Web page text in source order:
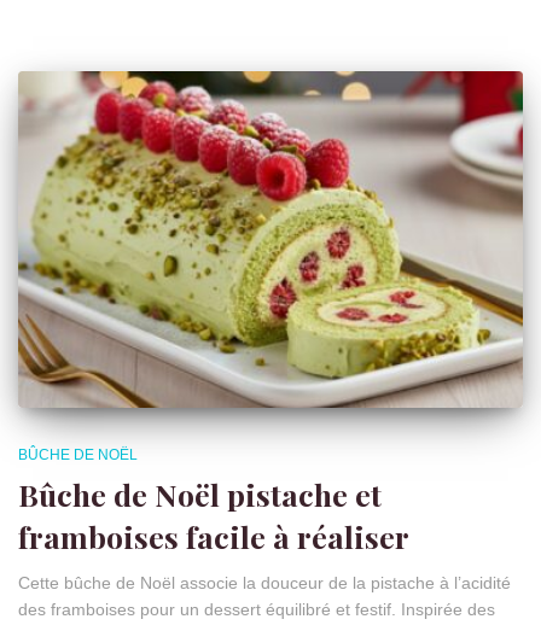
BÛCHE DE NOËL
Bûche de Noël pistache et
framboises facile à réaliser
Cette bûche de Noël associe la douceur de la pistache à l’acidité
des framboises pour un dessert équilibré et festif. Inspirée des